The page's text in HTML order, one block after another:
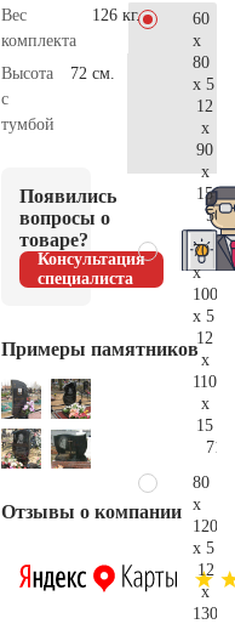
Вес
комплекта
126 кг.
Высота
с
тумбой
72 см.
Появились
вопросы о
товаре?
Консультация
специалиста
Примеры памятников
Отзывы о компании
60
x
80
x 5
12
x
90
x
15
70
x
100
x 5
12
x
110
x
15
80
x
120
x 5
12
x
130